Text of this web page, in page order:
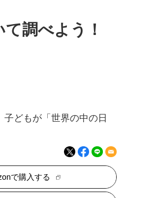
調べよう！
どもが「世界の中の日
で購入する